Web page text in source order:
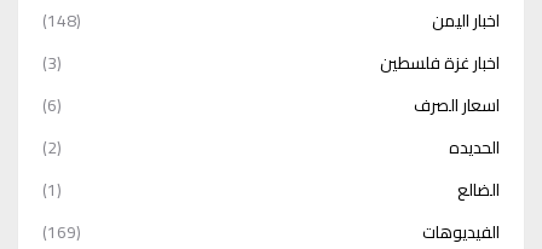
اخبار اليمن
(148)
اخبار غزة فلسطين
(3)
اسعار الصرف
(6)
الحديده
(2)
الضالع
(1)
الفيديوهات
(169)